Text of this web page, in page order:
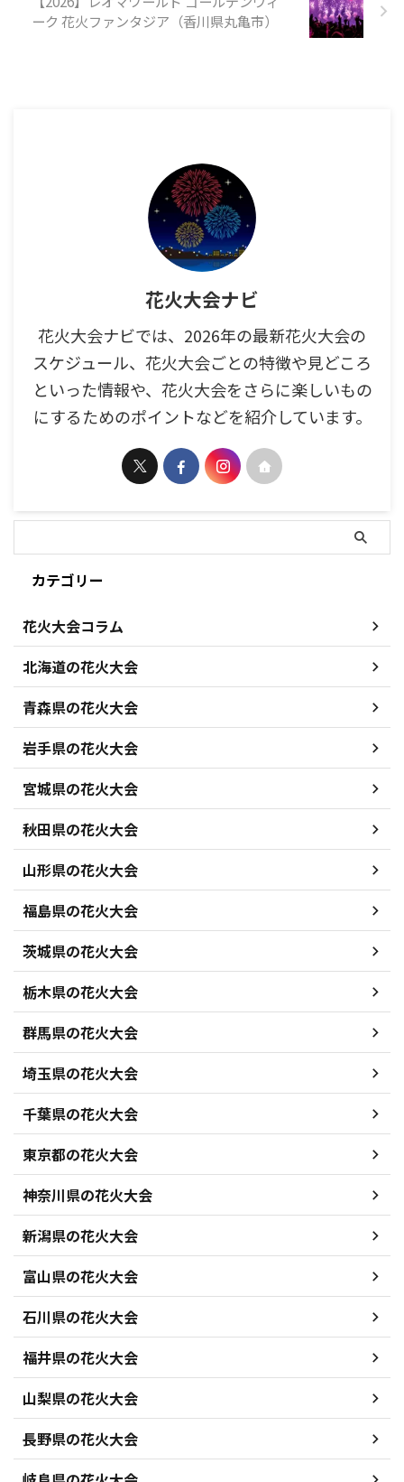
ーク 花火ファンタジア（香川県丸亀市）
花火大会ナビ
花火大会ナビでは、2026年の最新花火大会の
スケジュール、花火大会ごとの特徴や見どころ
といった情報や、花火大会をさらに楽しいもの
にするためのポイントなどを紹介しています。
カテゴリー
花火大会コラム
北海道の花火大会
青森県の花火大会
岩手県の花火大会
宮城県の花火大会
秋田県の花火大会
山形県の花火大会
福島県の花火大会
茨城県の花火大会
栃木県の花火大会
群馬県の花火大会
埼玉県の花火大会
千葉県の花火大会
東京都の花火大会
神奈川県の花火大会
新潟県の花火大会
富山県の花火大会
石川県の花火大会
福井県の花火大会
山梨県の花火大会
長野県の花火大会